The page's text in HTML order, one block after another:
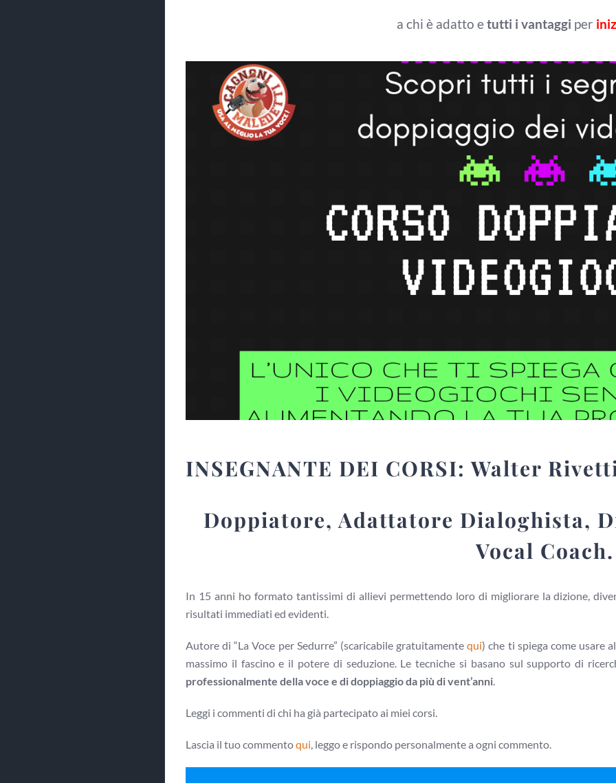
a chi è adatto etutti i vantaggi per
INSEGNANTE DEI CORSI: Walter
Doppiatore, Adattatore Dialoghista,
Vocal Coach.
In 15 anni ho formato tantissimi di allievi permettendo loro di migliorare la dizione,
risultati immediati ed evidenti.
Autore di “La Voce per Sedurre” (scaricabile gratuitamentequi) che ti spiega come usare
massimo il fascino e il potere di seduzione. Le tecniche si basano sul supporto di
professionalmente della voce e di doppiaggio da più di vent’anni.
Leggi i commenti di chi ha già partecipato ai miei corsi.
Lascia il tuo commentoqui, leggo e rispondo personalmente a ogni commento.